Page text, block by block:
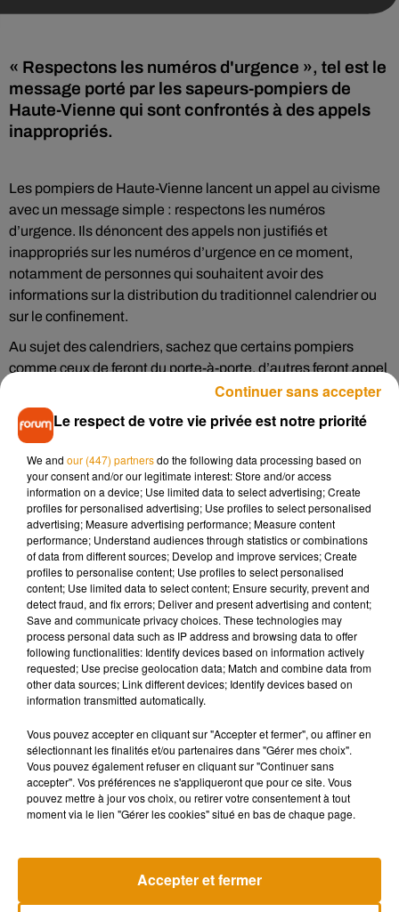
« Respectons les numéros d'urgence », tel est le
message porté par les sapeurs-pompiers de
Haute-Vienne qui sont confrontés à des appels
inappropriés.
Les pompiers de Haute-Vienne lancent un appel au civisme
avec un message simple : respectons les numéros
d’urgence. Ils dénoncent des appels non justifiés et
inappropriés sur les numéros d’urgence en ce moment,
notamment de personnes qui souhaitent avoir des
informations sur la distribution du traditionnel calendrier ou
sur le confinement.
Au sujet des calendriers, sachez que certains pompiers
comme ceux de feront du porte-à-porte, d’autres feront appel
aux services de La Poste pour les distribuer. Comme ce sera
le cas à Saint-Yrieix la Perche, Le Chalard, Ladignac-le-Long,
Coussac-Bonneval, Saint-Eloy-les-Tuileries, La Roche
l'Abeille ou encore Nexon. Les habitants recevront dans leurs
boîtes aux lettres le calendrier, et ils auront le choix soit de
retourner le calendrier, soit d’envoyer un don via une
enveloppe de retour.
Pour toutes les questions au sujet du confinement, vous
pouvez appeler le0800 130 000.
Musique
7 août 2026
Madonna sort enfin le remix de « Love
Sensation » avec Kylie Minogue
collaboration tant attendue
Le respect de votre vie privée est notre priorité
We and our (447) partnersdo the following data processing based on
your consent and/or our legitimate interest: Store and/or access
information on a device; Use limited data to select advertising; Create
profiles for personalised advertising; Use profiles to select personalised
advertising; Measure advertising performance; Measure content
performance; Understand audiences through statistics or combinations
of data from different sources; Develop and improve services; Create
profiles to personalise content; Use profiles to select personalised
content; Use limited data to select content; Ensure security, prevent and
detect fraud, and fix errors; Deliver and present advertising and content;
Save and communicate privacy choices. These technologies may
process personal data such as IP address and browsing data to offer
following functionalities: Identify devices based on information actively
requested; Use precise geolocation data; Match and combine data from
other data sources; Link different devices; Identify devices based on
information transmitted automatically.
Vous pouvez accepter en cliquant sur "Accepter et fermer", ou affiner en
sélectionnant les finalités et/ou partenaires dans "Gérer mes choix".
Vous pouvez également refuser en cliquant sur "Continuer sans
accepter". Vos préférences ne s'appliqueront que pour ce site. Vous
pouvez mettre à jour vos choix, ou retirer votre consentement à tout
moment via le lien "Gérer les cookies" situé en bas de chaque page.
Accepter et fermer
Continuer sans accepter